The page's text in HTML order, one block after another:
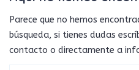
Parece que no hemos
búsqueda, si tienes dudas
contacto o directamente a